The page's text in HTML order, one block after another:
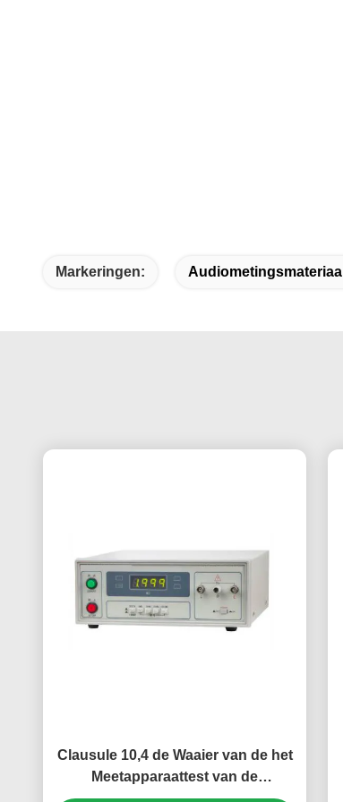
Markeringen: Audiometingsmateriaal
Clausule 10,4 de Waaier van de het
Meetapparaattest van de
Isolatieweerstand van 100kΩ-5TΩ